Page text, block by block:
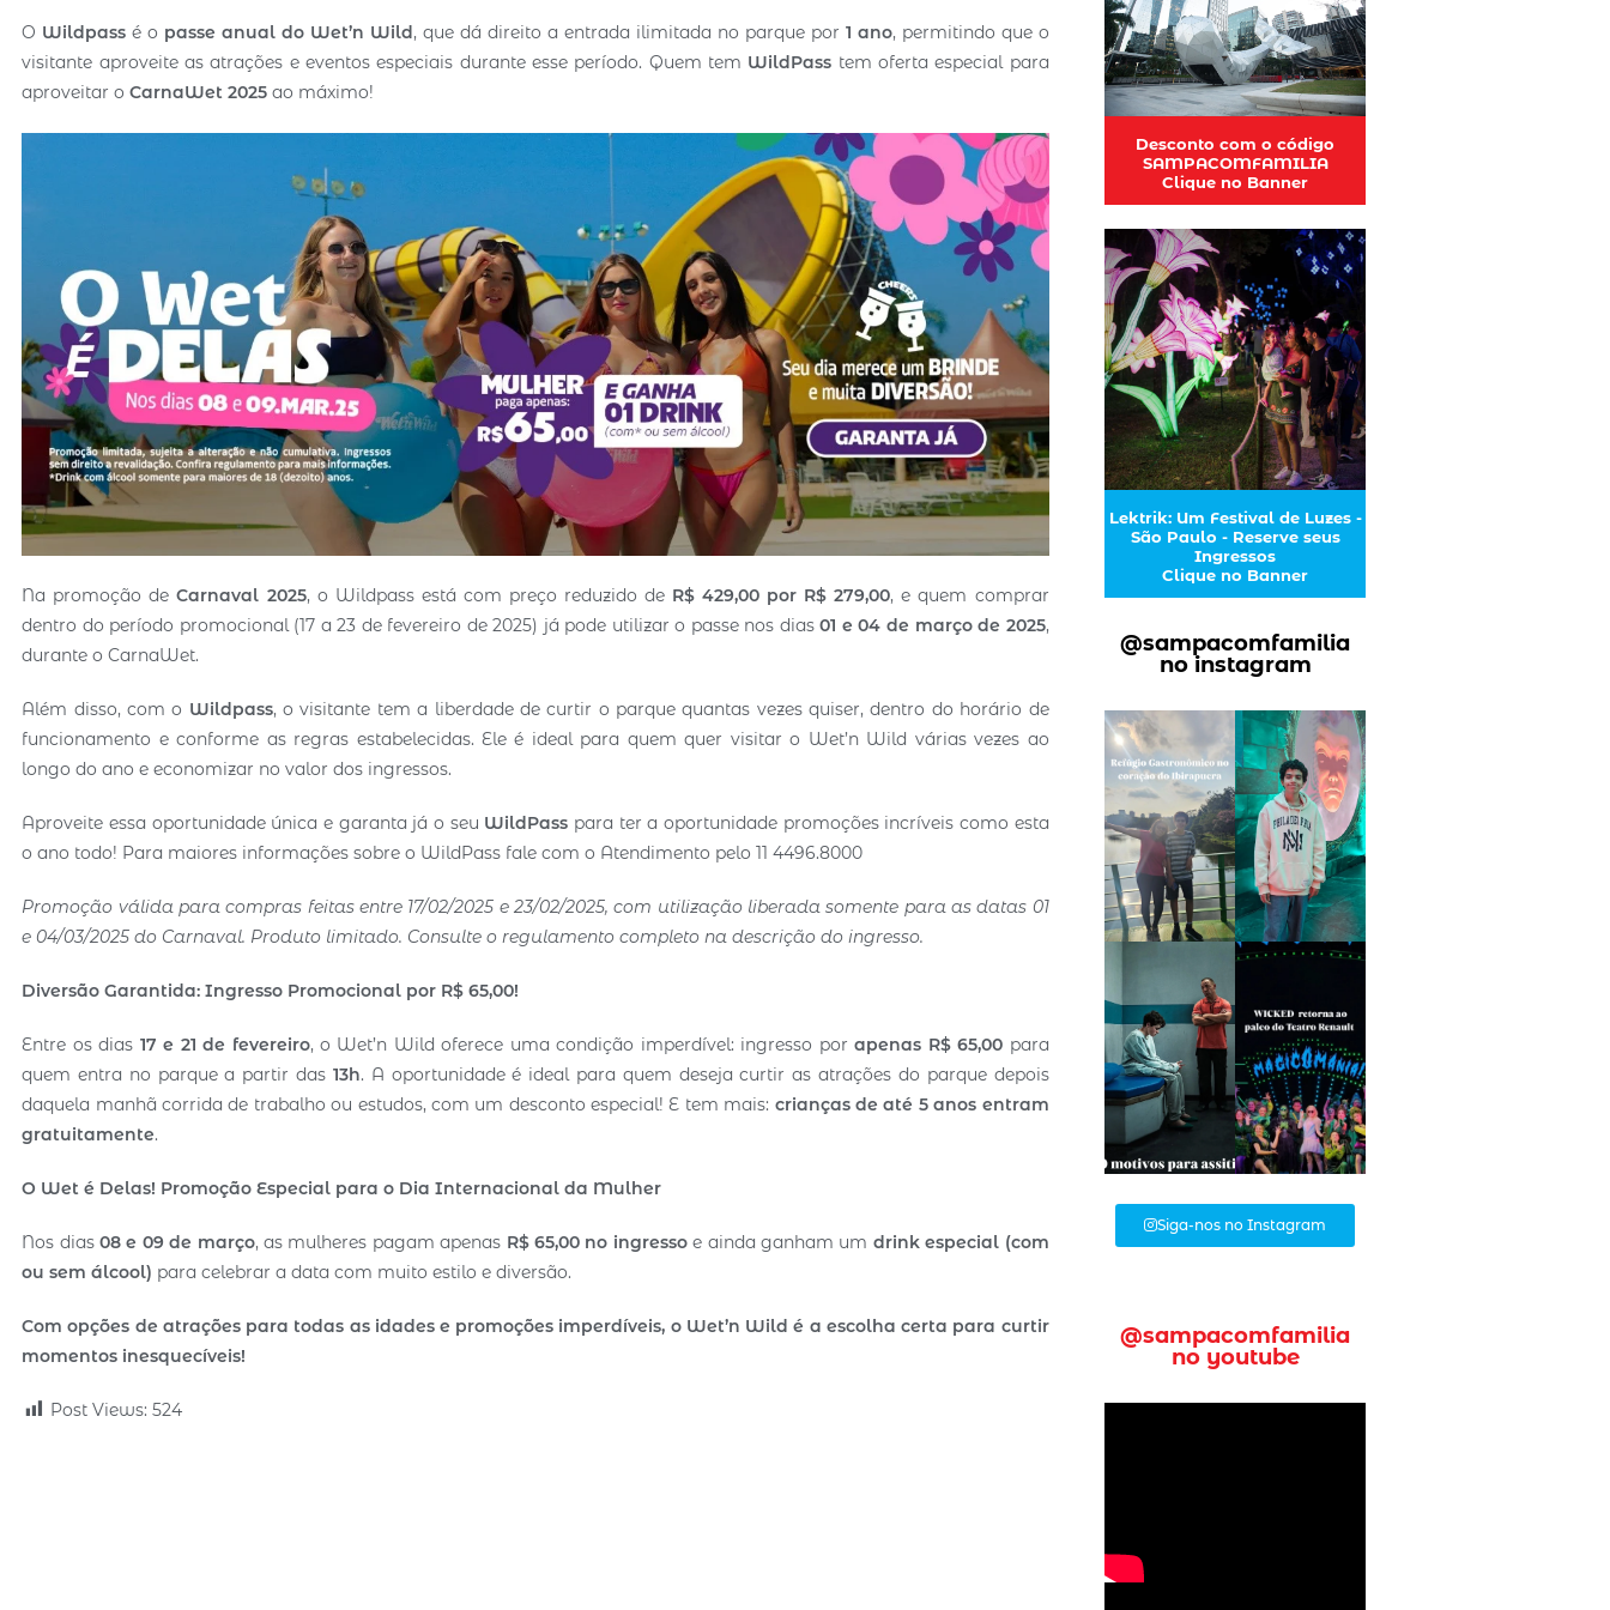
O Wildpass é o passe anual do Wet’n Wild, que dá direito a entrada ilimitada no parque por 1 ano, permitindo que o
visitante aproveite as atrações e eventos especiais durante esse período. Quem tem WildPass tem oferta especial para
aproveitar oCarnaWet 2025 ao máximo!
Na promoção deCarnaval 2025, o Wildpass está com preço reduzido de R$ 429,00 por R$ 279,00, e quem comprar
dentro do período promocional (17 a 23 de fevereiro de 2025) já pode utilizar o passe nos dias01 e 04 de março de 2025,
durante o CarnaWet.
Além disso, com o Wildpass, o visitante tem a liberdade de curtir o parque quantas vezes quiser, dentro do horário de
funcionamento e conforme as regras estabelecidas. Ele é ideal para quem quer visitar o Wet’n Wild várias vezes ao
longo do ano e economizar no valor dos ingressos.
Aproveite essa oportunidade única e garanta já o seu WildPass para ter a oportunidade promoções incríveis como esta
o ano todo! Para maiores informações sobre o WildPass fale com o Atendimento pelo 11 4496.8000
Promoção válida para compras feitas entre 17/02/2025 e 23/02/2025, com utilização liberada somente para as datas 01
e 04/03/2025 do Carnaval. Produto limitado. Consulte o regulamento completo na descrição do ingresso.
Diversão Garantida: Ingresso Promocional por R$ 65,00!
Entre os dias 17 e 21 de fevereiro, o Wet’n Wild oferece uma condição imperdível: ingresso porapenas R$ 65,00 para
quem entra no parque a partir das 13h. A oportunidade é ideal para quem deseja curtir as atrações do parque depois
daquela manhã corrida de trabalho ou estudos, com um desconto especial! E tem mais: crianças de até 5 anos entram
gratuitamente.
O Wet é Delas! Promoção Especial para o Dia Internacional da Mulher
Nos dias08 e 09 de março, as mulheres pagam apenas R$ 65,00 no ingressoe ainda ganham um drink especial (com
ou sem álcool) para celebrar a data com muito estilo e diversão.
Com opções de atrações para todas as idades e promoções imperdíveis, o Wet’n Wild é a escolha certa para curtir
momentos inesquecíveis!
Post Views: 524
Desconto com o código
SAMPACOMFAMILIA
Clique no Banner
Lektrik: Um Festival de Luzes -
São Paulo - Reserve seus
Ingressos
Clique no Banner
@sampacomfamilia
no instagram
Siga-nos no Instagram
@sampacomfamilia
no youtube